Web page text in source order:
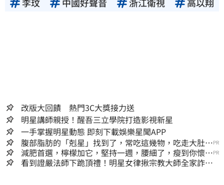
李玟 中國好聲音 浙江衛視 高以翔
改版大回饋 熱門3C大獎接力送
明星講師親授！醒吾三立學院打造影視新星
一手掌握明星動態 即刻下載娛樂星聞APP
腹部脂肪的「剋星」找到了，常吃這幾物，吃走大肚
囊，瘦出小蠻腰
PR
減肥首選，檸檬加它，堅持一週，腰細了，瘦到你懷疑
人生
PR
看到證嚴法師下跪頂禮！明星女律揪宗教大師全家詐慈